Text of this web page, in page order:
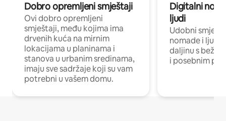
Dobro opremljeni smještaji
Ovi dobro opremljeni
smještaji, među kojima ima
drvenih kuća na mirnim
lokacijama u planinama i
stanova u urbanim sredinama,
imaju sve sadržaje koji su vam
potrebni u vašem domu.
Digitalni
ljudi
Udobni
nomade i ljude
daljinu s
i posebnim